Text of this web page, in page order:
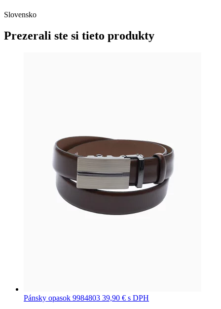
Slovensko
Prezerali ste si tieto produkty
Pánsky opasok 9984803 39,90 € s DPH